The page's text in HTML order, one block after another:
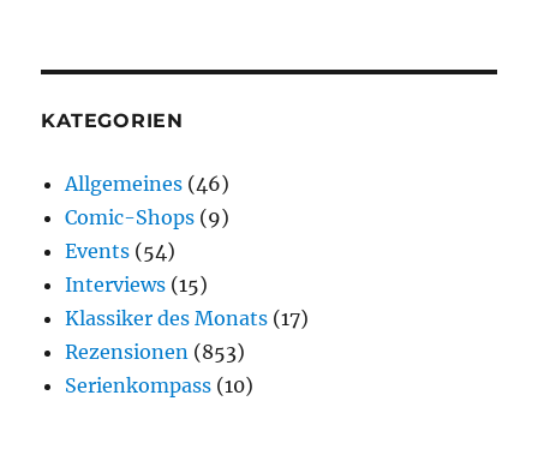
KATEGORIEN
Allgemeines (46)
Comic-Shops (9)
Events (54)
Interviews (15)
Klassiker des Monats (17)
Rezensionen (853)
Serienkompass (10)